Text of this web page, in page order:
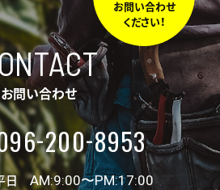
お問い合わせ
お問い合わせ
ください！
-200-8953
日AM:9:00〜PM:17:00